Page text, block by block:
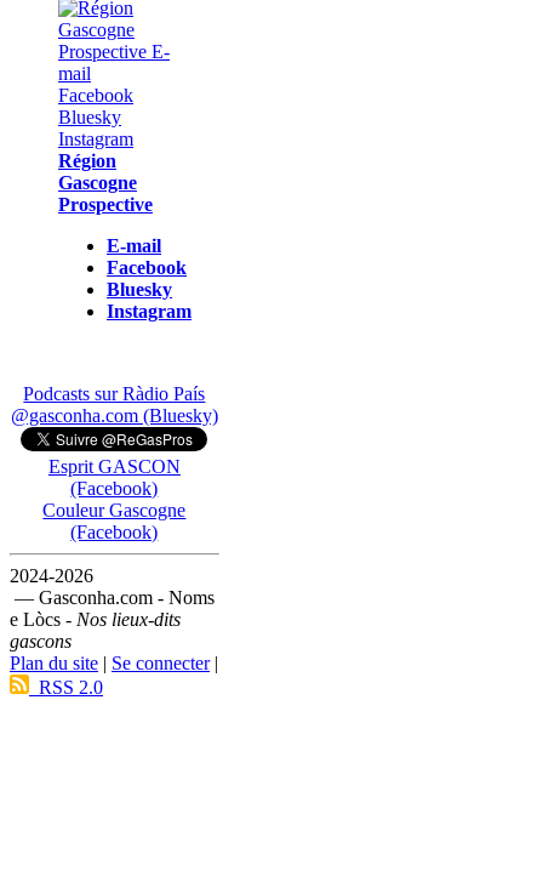
Région
Gascogne
Prospective
E-mail
Facebook
Bluesky
Instagram
Podcasts sur Ràdio País
@gasconha.com (Bluesky)
Esprit GASCON
(Facebook)
Couleur Gascogne
(Facebook)
2024-2026
— Gasconha.com - Noms
e Lòcs - Nos lieux-dits
gascons
Plan du site | Se connecter|
RSS 2.0